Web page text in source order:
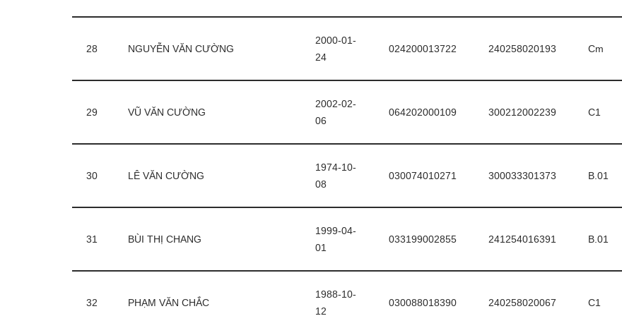
28 NGUYỄN VĂN CƯỜNG
2000-01-
24
024200013722 240258020193 Cm
29 VŨ VĂN CƯỜNG
2002-02-
06
064202000109 300212002239 C1
30 LÊ VĂN CƯỜNG
1974-10-
08
030074010271 300033301373 B.01
31 BÙI THỊ CHANG
1999-04-
01
033199002855 241254016391 B.01
32 PHẠM VĂN CHẮC
1988-10-
12
030088018390 240258020067 C1